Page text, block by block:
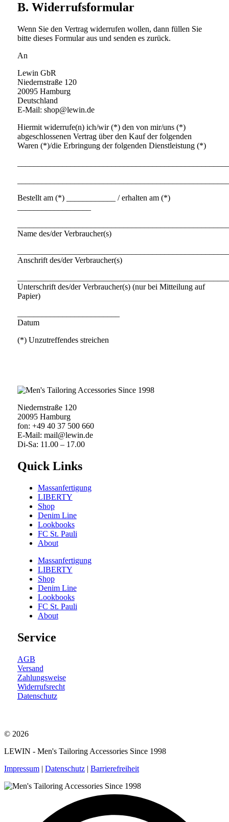
B. Widerrufsformular
Wenn Sie den Vertrag widerrufen wollen, dann füllen Sie
bitte dieses Formular aus und senden es zurück.
An
Lewin GbR
Niedernstraße 120
20095 Hamburg
Deutschland
E-Mail: shop@lewin.de
Hiermit widerrufe(n) ich/wir (*) den von mir/uns (*)
abgeschlossenen Vertrag über den Kauf der folgenden
Waren (*)/die Erbringung der folgenden Dienstleistung (*)
Bestellt am (*) ____________ / erhalten am (*)
Name des/der Verbraucher(s)
Anschrift des/der Verbraucher(s)
Unterschrift des/der Verbraucher(s) (nur bei Mitteilung auf
Papier)
Datum
(*) Unzutreffendes streichen
Niedernstraße 120
20095 Hamburg
fon: +49 40 37 500 660
E-Mail: mail@lewin.de
Di-Sa: 11.00 – 17.00
Quick Links
Massanfertigung
LIBERTY
Shop
Denim Line
Lookbooks
FC St. Pauli
About
Massanfertigung
LIBERTY
Shop
Denim Line
Lookbooks
FC St. Pauli
About
Service
AGB
Versand
Zahlungsweise
Widerrufsrecht
Datenschutz
© 2026
LEWIN - Men's Tailoring Accessories Since 1998
Impressum | Datenschutz | Barrierefreiheit